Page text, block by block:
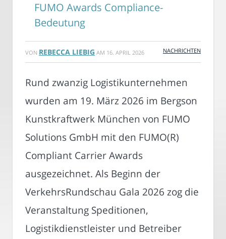
FUMO Awards Compliance-
Bedeutung
VON REBECCA LIEBIG AM 16. APRIL 2026 NACHRICHTEN
Rund zwanzig Logistikunternehmen
wurden am 19. März 2026 im Bergson
Kunstkraftwerk München von FUMO
Solutions GmbH mit den FUMO(R)
Compliant Carrier Awards
ausgezeichnet. Als Beginn der
VerkehrsRundschau Gala 2026 zog die
Veranstaltung Speditionen,
Logistikdienstleister und Betreiber